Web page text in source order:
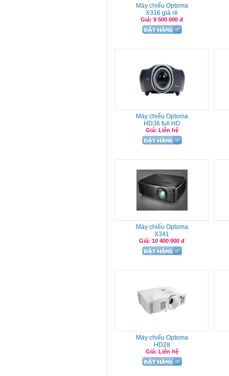
Máy chiếu Optoma
X316 giá rẻ
Giá: 9 500 000 đ
Máy chiếu Optoma
HD36 full HD
Giá: Liên hệ
Máy chiếu Optoma
X341
Giá: 10 400 000 đ
Máy chiếu Optoma
HD28
Giá: Liên hệ